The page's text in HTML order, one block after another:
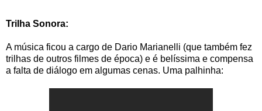
Trilha Sonora:
A música ficou a cargo de Dario Marianelli (que também fez
trilhas de outros filmes de época) e é belíssima e compensa
a falta de diálogo em algumas cenas. Uma palhinha: